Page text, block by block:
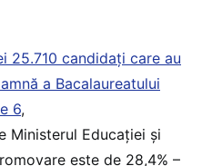
25.710 candidați care au
a Bacalaureatului
6,
Ministerul Educației și
este de 28,4% –